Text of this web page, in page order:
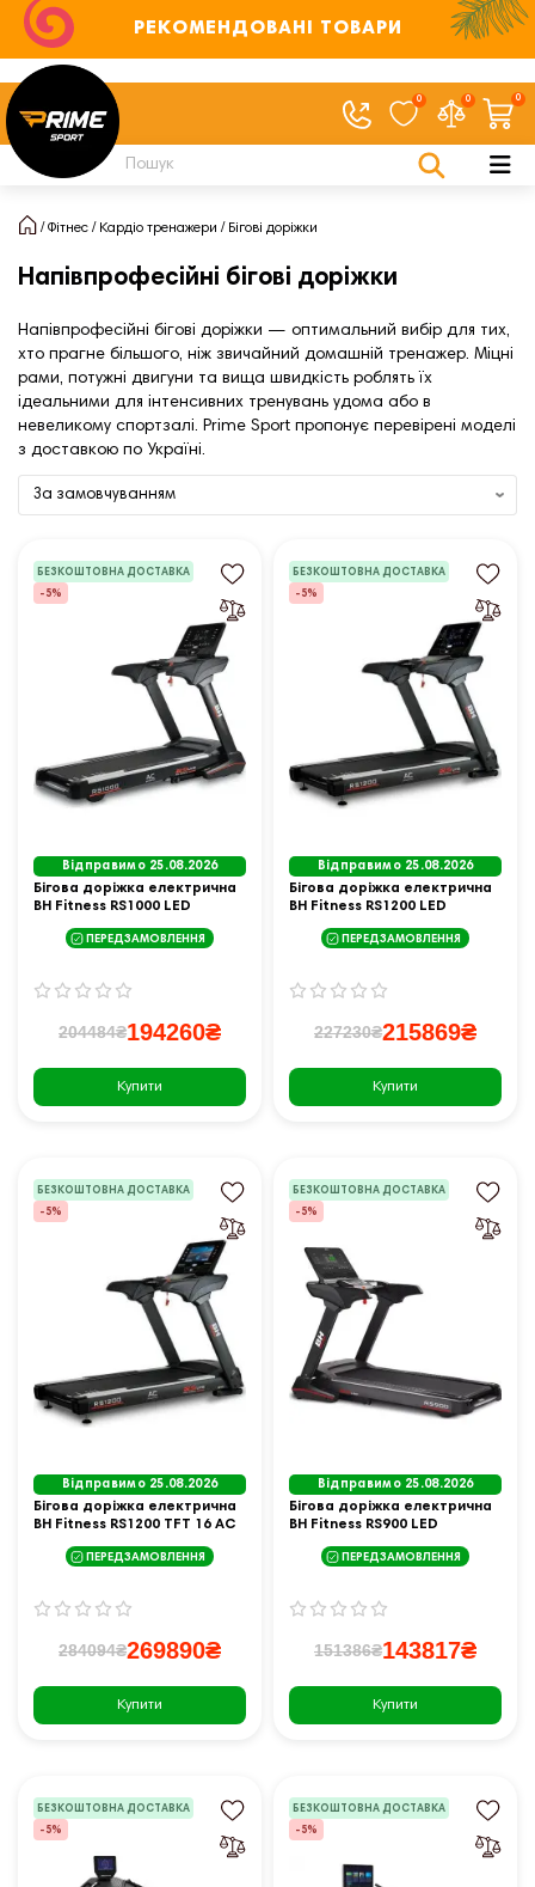
РЕКОМЕНДОВАНІ ТОВАРИ
0 0 0
Фітнес Кардіо тренажери Бігові доріжки
Напівпрофесійні бігові доріжки
Напівпрофесійні бігові доріжки — оптимальний вибір для тих,
хто прагне більшого, ніж звичайний домашній тренажер. Міцні
рами, потужні двигуни та вища швидкість роблять їх
ідеальними для інтенсивних тренувань удома або в
невеликому спортзалі. Prime Sport пропонує перевірені моделі
з доставкою по Україні.
БЕЗКОШТОВНА ДОСТАВКА
-5%
Відправимо 25.08.2026
Бігова доріжка електрична
BH Fitness RS1000 LED
ПЕРЕДЗАМОВЛЕННЯ
204484₴194260₴
Купити
БЕЗКОШТОВНА ДОСТАВКА
-5%
Відправимо 25.08.2026
Бігова доріжка електрична
BH Fitness RS1200 LED
ПЕРЕДЗАМОВЛЕННЯ
227230₴215869₴
Купити
БЕЗКОШТОВНА ДОСТАВКА
-5%
Відправимо 25.08.2026
Бігова доріжка електрична
BH Fitness RS1200 TFT 16 AC
ПЕРЕДЗАМОВЛЕННЯ
284094₴269890₴
Купити
БЕЗКОШТОВНА ДОСТАВКА
-5%
Відправимо 25.08.2026
Бігова доріжка електрична
BH Fitness RS900 LED
ПЕРЕДЗАМОВЛЕННЯ
151386₴143817₴
Купити
БЕЗКОШТОВНА ДОСТАВКА
-5%
БЕЗКОШТОВНА ДОСТАВКА
-5%